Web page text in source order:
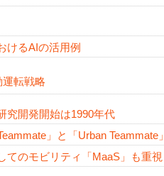
けるAIの活用例
運転戦略
究開発開始は1990年代
」と「Urban Teammate」
てのモビリティ「MaaS」も重視